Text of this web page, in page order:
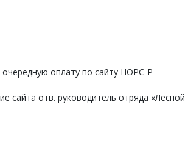
оплату по сайту НОРС-Р
сайта отв. руководитель отряда «Лесной